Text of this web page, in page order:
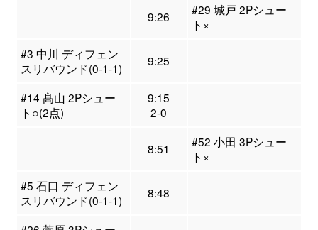
9:26
#29 城戸 2Pシュー
ト×
#3 中川 ディフェン
スリバウンド(0-1-1)
9:25
#14 髙山 2Pシュー
ト○(2点)
9:15
2-0
8:51
#52 小田 3Pシュー
ト×
#5 石口 ディフェン
スリバウンド(0-1-1)
8:48